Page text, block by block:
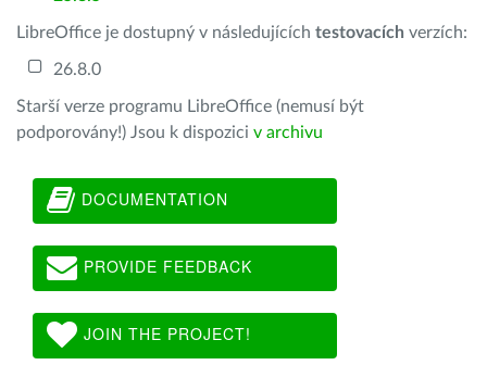
LibreOffice je dostupný v následujících testovacích verzích:
26.8.0
Starší verze programu LibreOffice (nemusí být
podporovány!) Jsou k dispozici v archivu
DOCUMENTATION
PROVIDE FEEDBACK
JOIN THE PROJECT!